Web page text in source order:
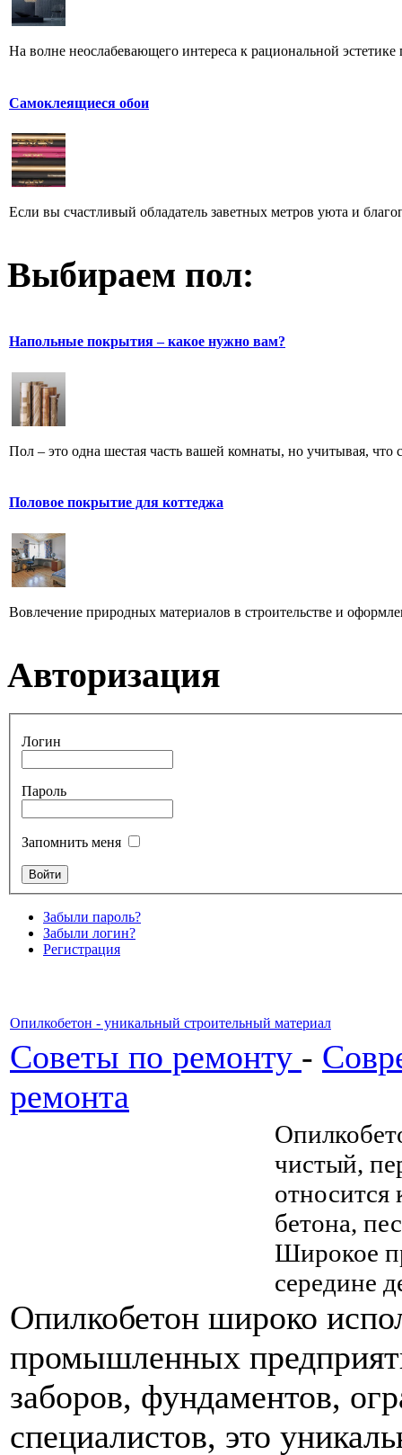
На волне неослабевающего интереса к рациональной эстетике
Самоклеящиеся обои
Если вы счастливый обладатель заветных метров уюта и
Выбираем пол:
Напольные покрытия – какое нужно вам?
Пол – это одна шестая часть вашей комнаты, но учитывая, что
Половое покрытие для коттеджа
Вовлечение природных материалов в строительстве и
Авторизация
Логин
Пароль
Запомнить меня
Забыли пароль?
Забыли логин?
Регистрация
Опилкобетон - уникальный строительный материал
Советы по ремонту -
ремонта
чистый,
относится
бетона,
Широкое
середине
Опилкобетон широко
промышленных
заборов, фундаментов,
специалистов, это